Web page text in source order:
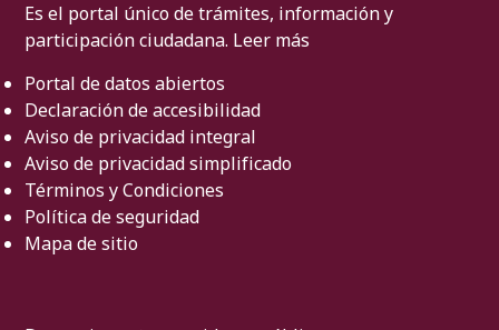
Es el portal único de trámites, información y
participación ciudadana. Leer más
Portal de datos abiertos
Declaración de accesibilidad
Aviso de privacidad integral
Aviso de privacidad simplificado
Términos y Condiciones
Política de seguridad
Mapa de sitio